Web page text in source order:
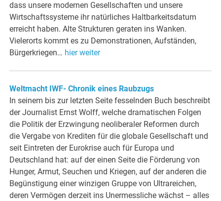
dass unsere modernen Gesellschaften und unsere
Wirtschaftssysteme ihr natürliches Haltbarkeitsdatum
erreicht haben. Alte Strukturen geraten ins Wanken.
Vielerorts kommt es zu Demonstrationen, Aufständen,
Bürgerkriegen… hier weiter
Weltmacht IWF- Chronik eines Raubzugs
In seinem bis zur letzten Seite fesselnden Buch beschreibt
der Journalist Ernst Wolff, welche dramatischen Folgen
die Politik der Erzwingung neoliberaler Reformen durch
die Vergabe von Krediten für die globale Gesellschaft und
seit Eintreten der Eurokrise auch für Europa und
Deutschland hat: auf der einen Seite die Förderung von
Hunger, Armut, Seuchen und Kriegen, auf der anderen die
Begünstigung einer winzigen Gruppe von Ultrareichen,
deren Vermögen derzeit ins Unermessliche wächst – alles